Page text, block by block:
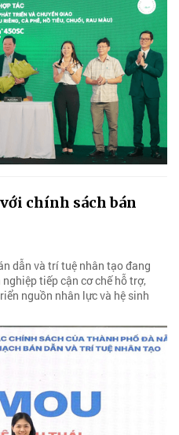
chính sách bán
dẫn và trí tuệ nhân tạo đang
tiếp cận cơ chế hỗ trợ,
nguồn nhân lực và hệ sinh